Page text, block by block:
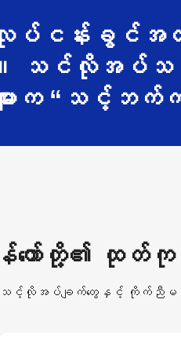
က လုပ်ငန်းခွ
ခဲ့ပါသည်။ သင်
က “သင့်ဘက်က
တော်တို့၏ ထုတ်ကုန်
သင့်လိုအပ်ချက်တွေနှင့် ကိုက်ညီမယ့်